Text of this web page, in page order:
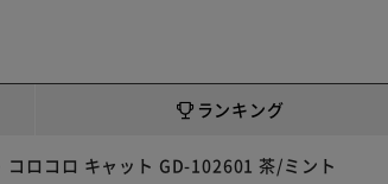
ランキング
コロコロ キャット GD-102601 茶/ミント